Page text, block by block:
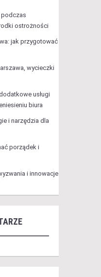
ostrożności
jak przygotować
wycieczki
usługi
biura
i narzędzia dla
porządek i
i innowacje